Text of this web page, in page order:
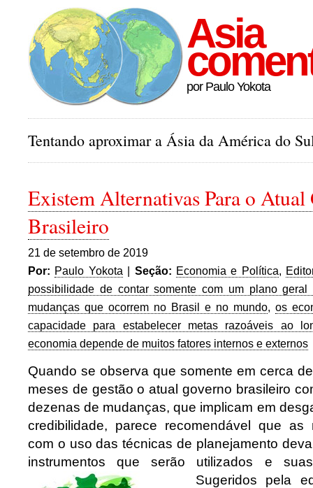
Asia
por Paulo Yokota
Tentando aproximar a Ásia da América do
Existem Alternativas Para o Atual
Brasileiro
21 de setembro de 2019
Por: Paulo Yokota | Seção: Economia e Política,
possibilidade de contar somente com um plano
mudanças que ocorrem no Brasil e no mundo, os
capacidade para estabelecer metas razoáveis ao
economia depende de muitos fatores internos e externos
Quando se observa que somente em cerca
meses de gestão o atual governo brasileiro
dezenas de mudanças, que implicam em
credibilidade, parece recomendável que as
com o uso das técnicas de planejamento
instrumentos que serão utilizados e
Sugeridos pela